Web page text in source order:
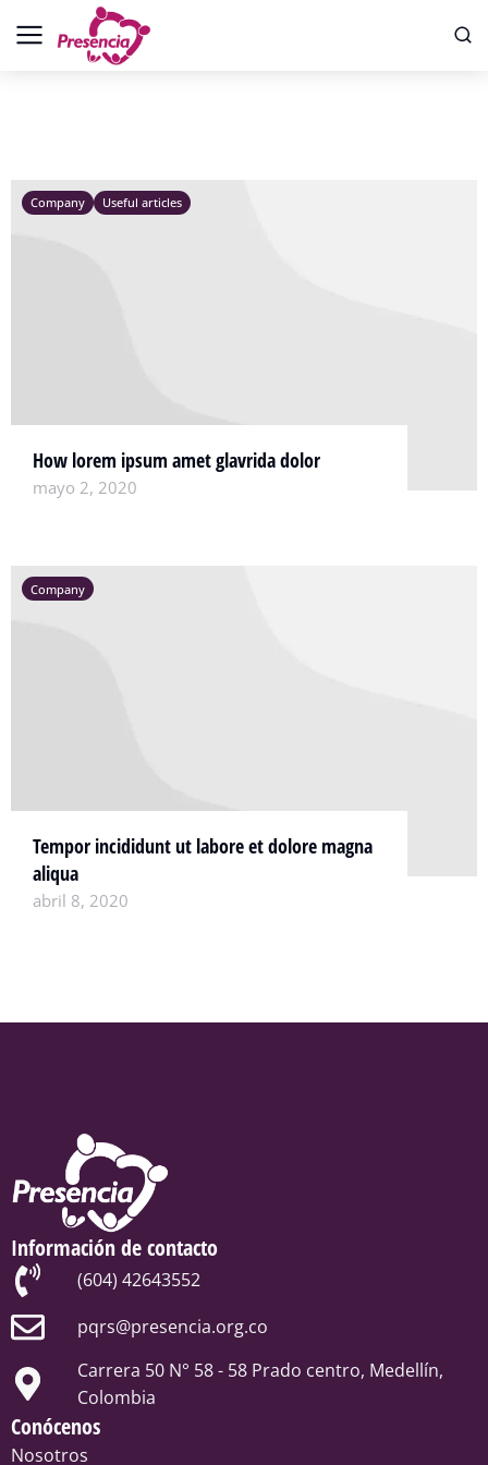
Company Useful articles
How lorem ipsum amet glavrida dolor
mayo 2, 2020
Company
Tempor incididunt ut labore et dolore magna
aliqua
abril 8, 2020
Información de contacto
(604) 42643552
pqrs@presencia.org.co
Carrera 50 N° 58 - 58 Prado centro, Medellín,
Colombia
Conócenos
Nosotros